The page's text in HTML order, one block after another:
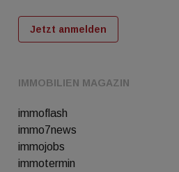
IMMOBILIEN MAGAZIN
immoflash
immo7news
immojobs
immotermin
Jetzt anmelden